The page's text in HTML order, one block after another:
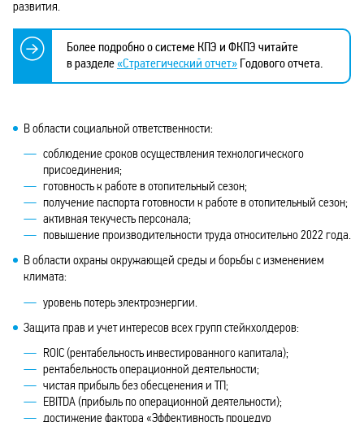
развития.
Более подробно о системе КПЭ и ФКПЭ читайте
в разделе «Стратегический отчет» Годового отчета.
В области социальной ответственности:
соблюдение сроков осуществления технологического
присоединения;
готовность к работе в отопительный сезон;
получение паспорта готовности к работе в отопительный сезон;
активная текучесть персонала;
повышение производительности труда относительно 2022 года.
В области охраны окружающей среды и борьбы с изменением
климата:
уровень потерь электроэнергии.
Защита прав и учет интересов всех групп стейкхолдеров:
ROIC (рентабельность инвестированного капитала);
рентабельность операционной деятельности;
чистая прибыль без обесценения и ТП;
EBITDA (прибыль по операционной деятельности);
достижение фактора «Эффективность процедур